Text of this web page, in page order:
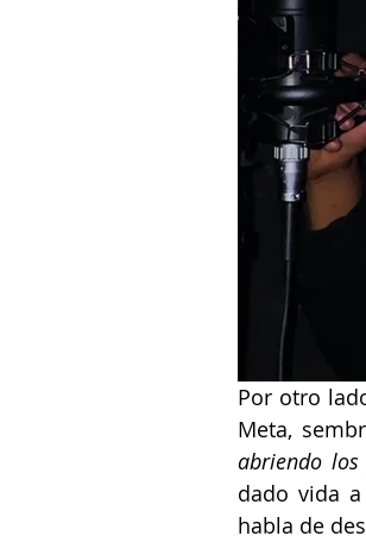
Por otro
Meta,
abriendo los
dado vida
habla de